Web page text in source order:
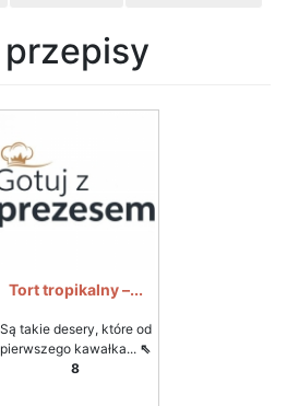
Tort tropikalny –...
Są takie desery, które od
pierwszego kawałka... ⇖
8